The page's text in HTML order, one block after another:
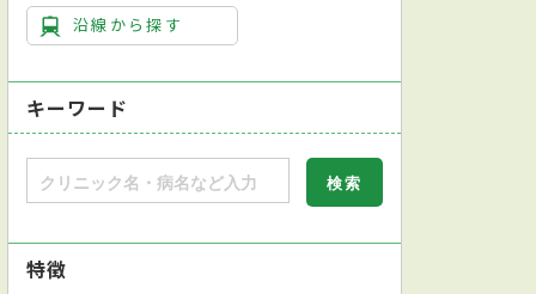
沿線から探す
キーワード
特徴